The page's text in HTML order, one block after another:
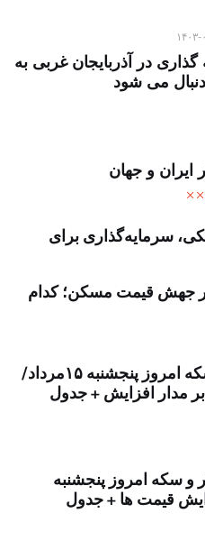
۰۹-۱۶
در آذربایجان غربی به
می شود
ایران و جهان
سرمایه‌گذاری برای
جهش قیمت مسکن؛ کدام
قیمت طلا و سکه امروز پنجشنبه ۱۵مرداد/
مدار افزایش + جدول
و سکه امروز پنجشنبه